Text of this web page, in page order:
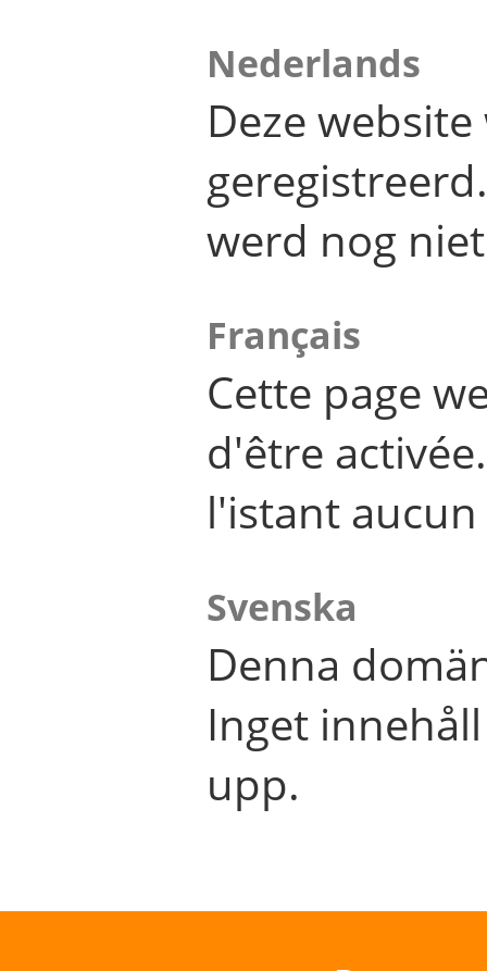
Nederlands
Deze
werd nog
Français
Cette page
d'être
l'istant
Svenska
Denna
Inget
upp.